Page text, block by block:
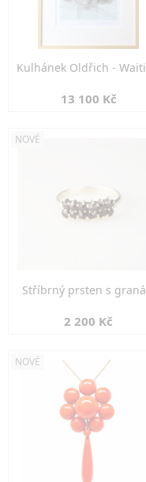
Kulhánek Oldřich -
13 100 Kč
NOVÉ
Stříbrný prsten s
2 200 Kč
NOVÉ